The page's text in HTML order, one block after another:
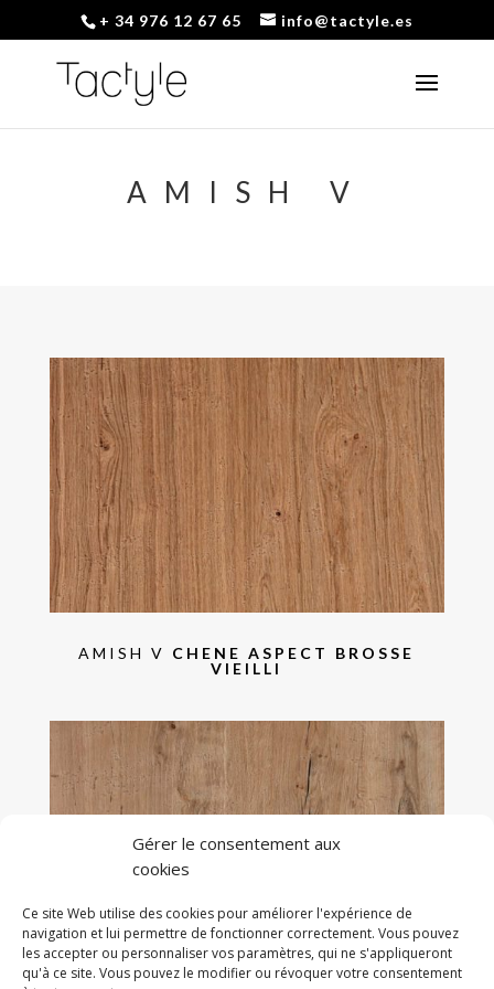
Gérer le consentement aux
cookies
Ce site Web utilise des cookies pour améliorer l'expérience de
navigation et lui permettre de fonctionner correctement. Vous pouvez
les accepter ou personnaliser vos paramètres, qui ne s'appliqueront
qu'à ce site. Vous pouvez le modifier ou révoquer votre consentement
+ 34 976 12 67 65 info@tactyle.es
AMISH V
AMISH V CHENE ASPECT BROSSE
VIEILLI